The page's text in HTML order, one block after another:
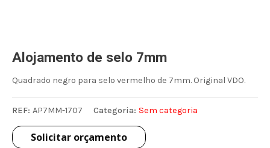
Alojamento de selo 7mm
Quadrado negro para selo vermelho de 7mm. Original VDO.
REF: AP7MM-1707 Categoria: Sem categoria
Solicitar orçamento